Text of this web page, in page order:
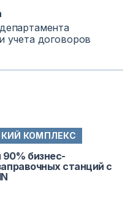
учета договоров
КОМПЛЕКС
бизнес-
станций с